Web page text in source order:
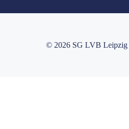
© 2026 SG LVB Leipzig